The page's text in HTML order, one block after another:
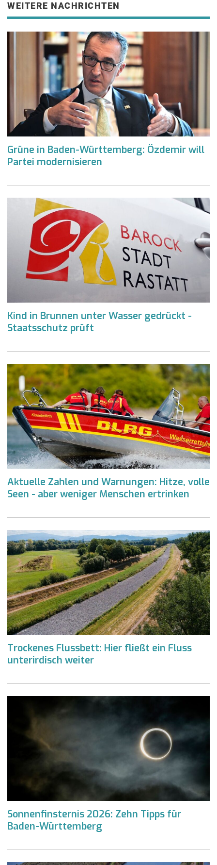
WEITERE NACHRICHTEN
Grüne in Baden-Württemberg: Özdemir will
Partei modernisieren
Kind in Brunnen unter Wasser gedrückt -
Staatsschutz prüft
Aktuelle Zahlen und Warnungen: Hitze, volle
Seen - aber weniger Menschen ertrinken
Trockenes Flussbett: Hier fließt ein Fluss
unterirdisch weiter
Sonnenfinsternis 2026: Zehn Tipps für
Baden-Württemberg